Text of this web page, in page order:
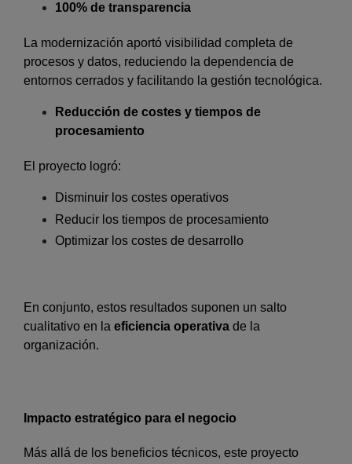
100% de transparencia
La modernización aportó visibilidad completa de
procesos y datos, reduciendo la dependencia de
entornos cerrados y facilitando la gestión tecnológica.
Reducción de costes y tiempos de
procesamiento
El proyecto logró:
Disminuir los costes operativos
Reducir los tiempos de procesamiento
Optimizar los costes de desarrollo
En conjunto, estos resultados suponen un salto
cualitativo en la eficiencia operativa de la
organización.
Impacto estratégico para el negocio
Más allá de los beneficios técnicos, este proyecto